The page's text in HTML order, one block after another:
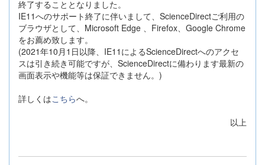
終了することとなりました。
IE11へのサポート終了に伴いまして、ScienceDirectご利用の
ブラウザとして、Microsoft Edge 、Firefox、Google Chrome
をお薦め致します。
(2021年10月1日以降、IE11によるScienceDirectへのアクセ
スは引き続き可能ですが、ScienceDirectに備わります最新の
画面表示や機能等は保証できません。)
詳しくはこちらへ。
以上